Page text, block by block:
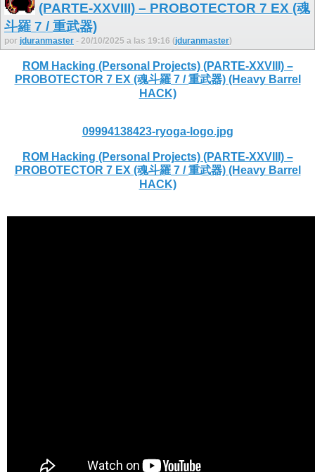
(PARTE-XXVIII) – PROBOTECTOR 7 EX (魂
斗羅 7 / 重武器)
por jduranmaster - 20/10/2025 a las 19:16 (jduranmaster)
ROM Hacking (Personal Projects) (PARTE-XXVIII) –
PROBOTECTOR 7 EX (魂斗羅 7 / 重武器) (Heavy Barrel
HACK)
09994138423-ryoga-logo.jpg
ROM Hacking (Personal Projects) (PARTE-XXVIII) –
PROBOTECTOR 7 EX (魂斗羅 7 / 重武器) (Heavy Barrel
HACK)